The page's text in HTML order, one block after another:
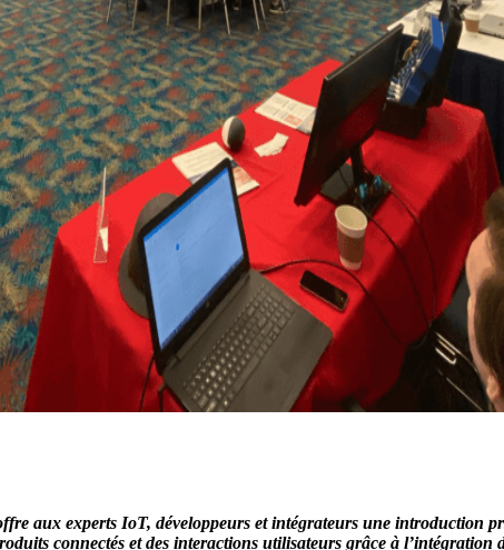
aux experts IoT, développeurs et intégrateurs une
connectés et des interactions utilisateurs grâce à l’intégration